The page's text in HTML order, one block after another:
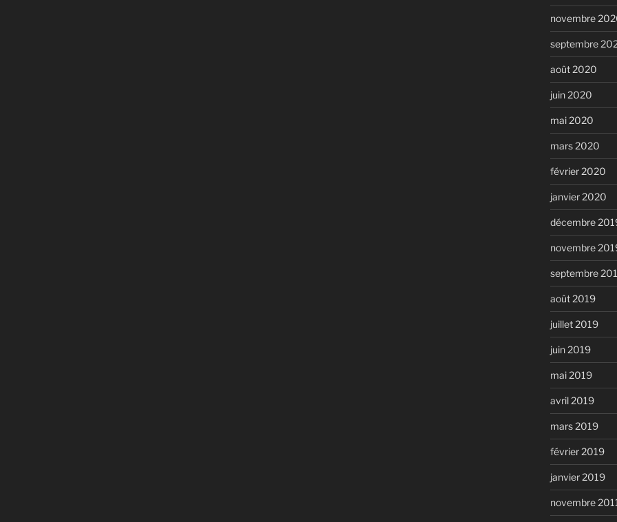
novembre
septembre
août 2020
juin 2020
mai 2020
mars 2020
février 2020
janvier 2020
décembre
novembre
septembre
août 2019
juillet 2019
juin 2019
mai 2019
avril 2019
mars 2019
février 2019
janvier 2019
novembre